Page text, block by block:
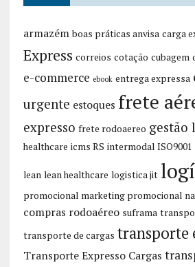
armazém boas práticas anvisa carga
Express correios cotação cubagem
e-commerce ebook entrega expressa
urgente estoques frete
expresso frete rodoaereo gestão
healthcare icms RS intermodal ISO9001
lean lean healthcare logistica jit
promocional marketing promocional
compras rodoaéreo suframa
transporte de cargas transporte
Transporte Expresso Cargas